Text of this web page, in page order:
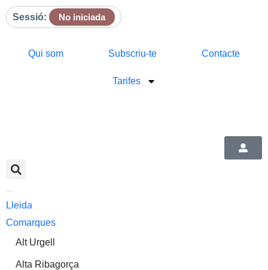
Sessió: No iniciada
Qui som Subscriu-te Contacte
Tarifes
Lleida
Comarques
Alt Urgell
Alta Ribagorça